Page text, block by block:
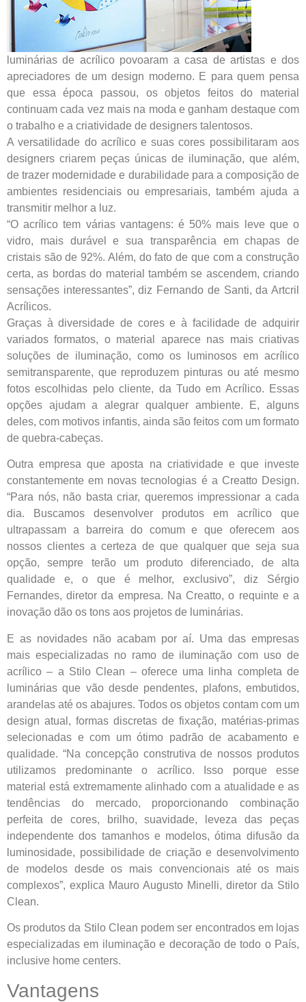
luminárias de acrílico povoaram a casa de artistas e dos
apreciadores de um design moderno. E para quem pensa
que essa época passou, os objetos feitos do material
continuam cada vez mais na moda e ganham destaque com
o trabalho e a criatividade de designers talentosos.
A versatilidade do acrílico e suas cores possibilitaram aos
designers criarem peças únicas de iluminação, que além,
de trazer modernidade e durabilidade para a composição de
ambientes residenciais ou empresariais, também ajuda a
transmitir melhor a luz.
“O acrílico tem várias vantagens: é 50% mais leve que o
vidro, mais durável e sua transparência em chapas de
cristais são de 92%. Além, do fato de que com a construção
certa, as bordas do material também se ascendem, criando
sensações interessantes”, diz Fernando de Santi, da Artcril
Acrílicos.
Graças à diversidade de cores e à facilidade de adquirir
variados formatos, o material aparece nas mais criativas
soluções de iluminação, como os luminosos em acrílico
semitransparente, que reproduzem pinturas ou até mesmo
fotos escolhidas pelo cliente, da Tudo em Acrílico. Essas
opções ajudam a alegrar qualquer ambiente. E, alguns
deles, com motivos infantis, ainda são feitos com um formato
de quebra-cabeças.
Outra empresa que aposta na criatividade e que investe
constantemente em novas tecnologias é a Creatto Design.
“Para nós, não basta criar, queremos impressionar a cada
dia. Buscamos desenvolver produtos em acrílico que
ultrapassam a barreira do comum e que oferecem aos
nossos clientes a certeza de que qualquer que seja sua
opção, sempre terão um produto diferenciado, de alta
qualidade e, o que é melhor, exclusivo”, diz Sérgio
Fernandes, diretor da empresa. Na Creatto, o requinte e a
inovação dão os tons aos projetos de luminárias.
E as novidades não acabam por aí. Uma das empresas
mais especializadas no ramo de iluminação com uso de
acrílico – a Stilo Clean – oferece uma linha completa de
luminárias que vão desde pendentes, plafons, embutidos,
arandelas até os abajures. Todos os objetos contam com um
design atual, formas discretas de fixação, matérias-primas
selecionadas e com um ótimo padrão de acabamento e
qualidade. “Na concepção construtiva de nossos produtos
utilizamos predominante o acrílico. Isso porque esse
material está extremamente alinhado com a atualidade e as
tendências do mercado, proporcionando combinação
perfeita de cores, brilho, suavidade, leveza das peças
independente dos tamanhos e modelos, ótima difusão da
luminosidade, possibilidade de criação e desenvolvimento
de modelos desde os mais convencionais até os mais
complexos”, explica Mauro Augusto Minelli, diretor da Stilo
Clean.
Os produtos da Stilo Clean podem ser encontrados em lojas
especializadas em iluminação e decoração de todo o País,
inclusive home centers.
Vantagens